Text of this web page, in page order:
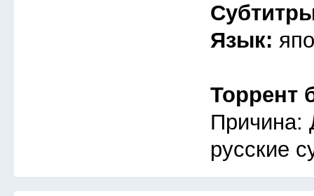
Язык:
Торрент
Причина:
русские